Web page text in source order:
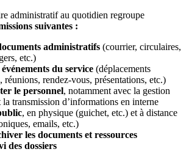
administratif au quotidien regroupe
suivantes :
administratifs (courrier, circulaires,
etc.)
du service (déplacements
réunions, rendez-vous, présentations, etc.)
le personnel, notamment avec la gestion
la transmission d’informations en interne
, en physique (guichet, etc.) et à distance
emails, etc.)
les documents et ressources
des dossiers